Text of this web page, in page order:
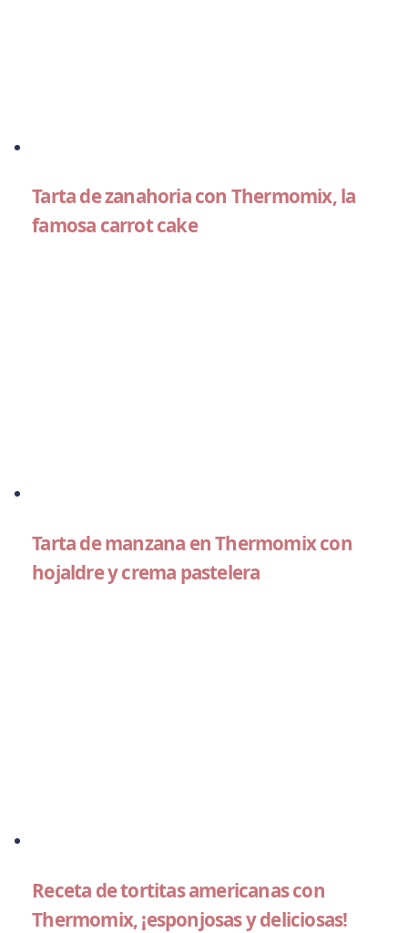
Tarta de zanahoria con Thermomix, la
famosa carrot cake
Tarta de manzana en Thermomix con
hojaldre y crema pastelera
Receta de tortitas americanas con
Thermomix, ¡esponjosas y deliciosas!